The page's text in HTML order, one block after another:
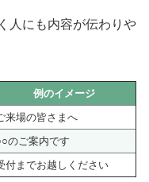
人にも内容が伝わりや
例のイメージ
来場の皆さまへ
のご案内です
付までお越しください